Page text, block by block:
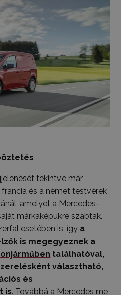
tekintve már
és a német testvérek
amelyet a Mercedes-
márkaképükre szabtak.
esetében is, így a
is megegyeznek a
találhatóval,
választható,
és
is. Továbbá a Mercedes me